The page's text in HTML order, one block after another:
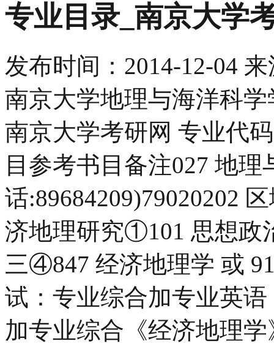
专业目录_南京大学
发布时间： 2014-12-04 来
南京大学地理与海洋科
南京大学考研网 专业代
目参考书目备注027 地
话:89684209)79020202
济地理研究①101 思想
三④847 经济地理学 或
试：专业综合加专业英
加专业综合《经济地理